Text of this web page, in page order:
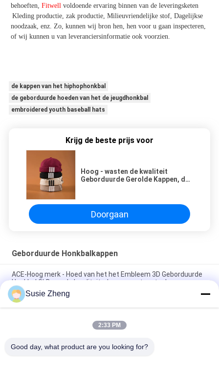
behoeften, Fitwell voldoende ervaring binnen van de leveringsketen
Kleding productie, zak productie, Milieuvriendelijke stof, Dagelijkse
noodzaak, enz. Zo, kunnen wij bron hen, hen voor u gaan inspecteren,
of wij kunnen u van leveranciersinformatie ook voorzien.
de kappen van het hiphophonkbal
de geborduurde hoeden van het de jeugdhonkbal
embroidered youth baseball hats
Krijg de beste prijs voor
Hoog - wasten de kwaliteit
Geborduurde Gerolde Kappen, de
Zonder rand
Doorgaan
Geborduurde Honkbalkappen
ACE-Hoog merk - Hoed van het het Embleem 3D Geborduurde
Honkbal GLB van de kwaliteitsdouane met metaalgesp
100% polyester 6 Comité Honkbalglb Stevige Klassieke Zes
Comité Ongestructureerde Papahoed
Vrachtwagenchauffeur Gebogen Rand Zes Comité Embleem
Susie Zheng
2:33 PM
Good day, what product are you looking for?